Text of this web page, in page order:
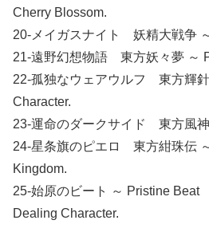
Cherry Blossom.
20-メイガスナイト 妖精大戦争
21-遠野幻想物語 東方妖々夢 ～
22-孤独なウェアウルフ 東方輝
Character.
23-運命のダークサイド 東方風
24-星条旗のピエロ 東方紺珠伝
Kingdom.
25-始原のビート ～ Pristine
Dealing Character.